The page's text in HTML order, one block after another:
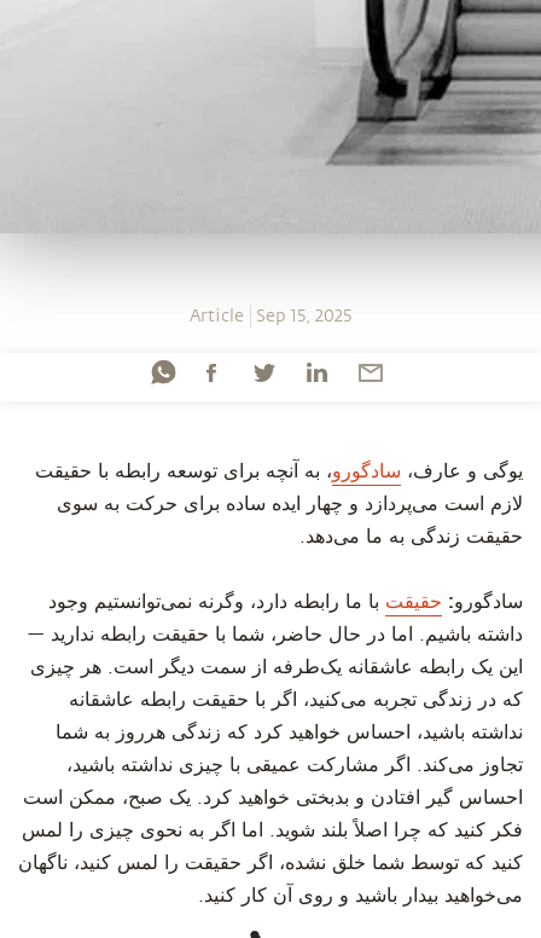
Article Sep 15, 2025
‫یوگی و عارف، سادگورو، به آنچه برای توسعه رابطه با حقیقت
لازم است می‌پردازد و چهار ایده ساده برای حرکت به سوی
حقیقت زندگی به ما می‌دهد.
‫سادگورو: حقیقت با ما رابطه دارد، وگرنه نمی‌توانستیم وجود
داشته باشیم. اما در حال حاضر، شما با حقیقت رابطه ندارید —
این یک رابطه عاشقانه یک‌طرفه از سمت دیگر است. هر چیزی
که در زندگی تجربه می‌کنید، اگر با حقیقت رابطه عاشقانه
نداشته باشید، احساس خواهید کرد که زندگی هر‌روز به شما
تجاوز می‌کند. اگر مشارکت عمیقی با چیزی نداشته باشید،
احساس گیر افتادن و بدبختی خواهید کرد. یک صبح، ممکن است
فکر کنید که چرا اصلاً بلند شوید. اما اگر به نحوی چیزی را لمس
کنید که توسط شما خلق نشده، اگر حقیقت را لمس کنید، ناگهان
می‌خواهید بیدار باشید و روی آن کار کنید.